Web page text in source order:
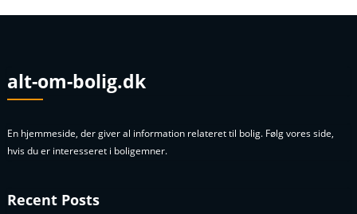
alt-om-bolig.dk
En hjemmeside, der giver al information relateret til bolig. Følg vores side,
hvis du er interesseret i boligemner.
Recent Posts